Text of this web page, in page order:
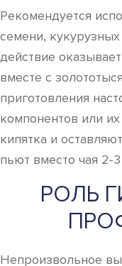
Рекомендуется
семени,
действие
вместе с
приготовления
компонентов или
кипятка и
пьют вместо чая 2-
РОЛЬ
Непроизвольное